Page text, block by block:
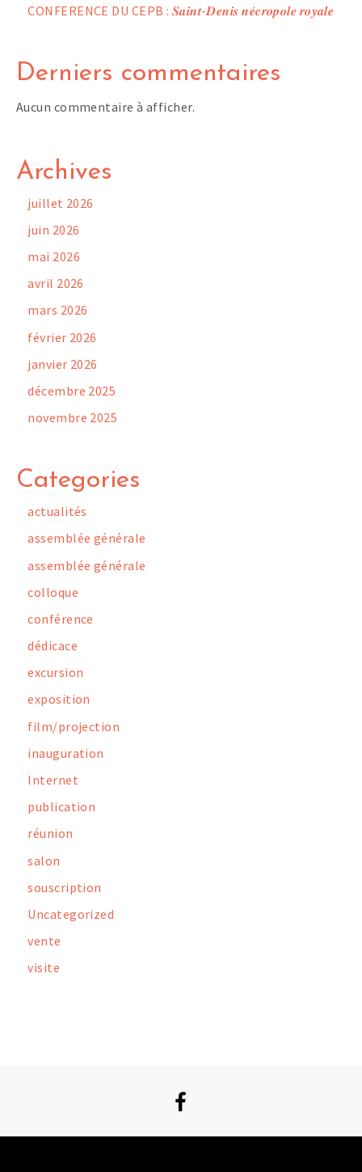
CONFERENCE DU CEPB : 𝑺𝒂𝒊𝒏𝒕-𝑫𝒆𝒏𝒊𝒔 𝒏𝒆́𝒄𝒓𝒐𝒑𝒐𝒍𝒆 𝒓𝒐𝒚𝒂𝒍𝒆
Derniers commentaires
Aucun commentaire à afficher.
Archives
juillet 2026
juin 2026
mai 2026
avril 2026
mars 2026
février 2026
janvier 2026
décembre 2025
novembre 2025
Categories
actualités
assemblée générale
assemblée générale
colloque
conférence
dédicace
excursion
exposition
film/projection
inauguration
Internet
publication
réunion
salon
souscription
Uncategorized
vente
visite